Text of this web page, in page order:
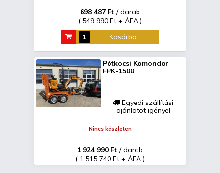
698 487 Ft / darab
( 549 990 Ft + ÁFA )
Kosárba
Pótkocsi Komondor
FPK-1500
Egyedi szállítási
ajánlatot igényel
Nincs készleten
1 924 990 Ft / darab
( 1 515 740 Ft + ÁFA )